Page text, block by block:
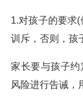
1.对孩子的要求
训斥，否则，孩
家长要与孩子
风险进行告诫，